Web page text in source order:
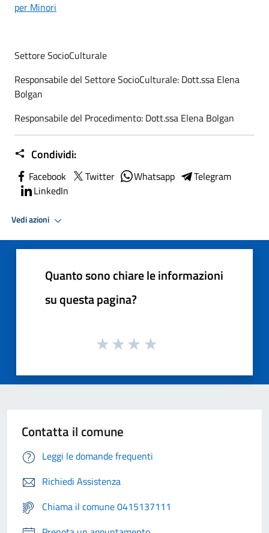
per Minori
Settore SocioCulturale
Responsabile del Settore SocioCulturale: Dott.ssa Elena
Bolgan
Responsabile del Procedimento: Dott.ssa Elena Bolgan
Condividi:
Facebook Twitter Whatsapp
Telegram
LinkedIn
Vedi azioni
Quanto sono chiare le informazioni
su questa pagina?
Contatta il comune
Leggi le domande frequenti
Richiedi Assistenza
Chiama il comune 0415137111